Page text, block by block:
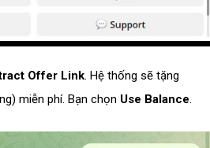
Offer Link . Hệ thống sẽ tặng
miễn phí. Bạn chọn Use Balance